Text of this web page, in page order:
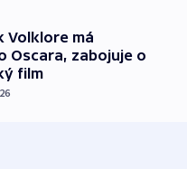
Volklore má
Oscara, zabojuje o
film